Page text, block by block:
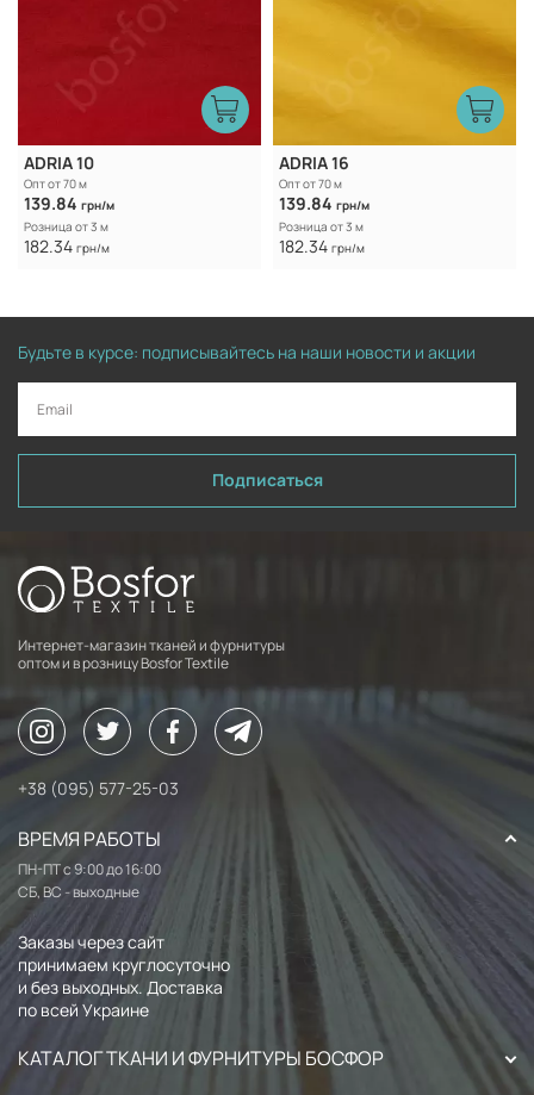
ADRIA 10
Опт от 70 м
139.84 грн/м
Розница от 3 м
182.34 грн/м
ADRIA 16
Опт от 70 м
139.84 грн/м
Розница от 3 м
182.34 грн/м
Будьте в курсе: подписывайтесь на наши новости и акции
Подписаться
Интернет-магазин тканей и фурнитуры
оптом и в розницу Bosfor Textile
+38 (095) 577-25-03
ВРЕМЯ РАБОТЫ
ПН-ПТ с 9:00 до 16:00
СБ, ВС - выходные
Заказы через сайт
принимаем круглосуточно
и без выходных. Доставка
по всей Украине
КАТАЛОГ ТКАНИ И ФУРНИТУРЫ БОСФОР